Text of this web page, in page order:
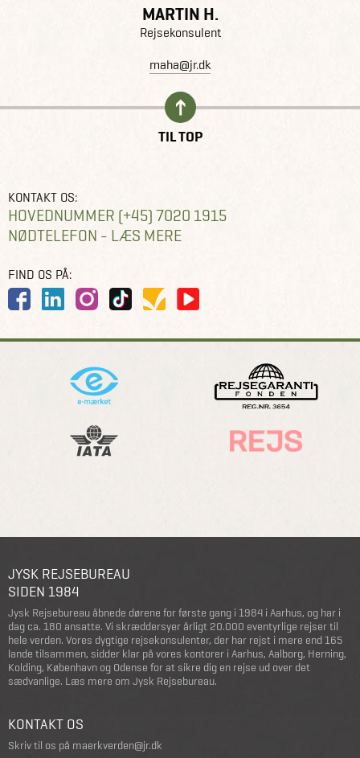
MARTIN H.
Rejsekonsulent
maha@jr.dk
TIL TOP
KONTAKT OS:
HOVEDNUMMER (+45) 7020 1915
NØDTELEFON - LÆS MERE
FIND OS PÅ:
JYSK REJSEBUREAU
SIDEN 1984
Jysk Rejsebureau åbnede dørene for første gang i 1984 i Aarhus, og har i
dag ca. 180 ansatte. Vi skræddersyer årligt 20.000 eventyrlige rejser til
hele verden. Vores dygtige rejsekonsulenter, der har rejst i mere end 165
lande tilsammen, sidder klar på vores kontorer i Aarhus, Aalborg, Herning,
Kolding, København og Odense for at sikre dig en rejse ud over det
sædvanlige. Læs mere om Jysk Rejsebureau.
KONTAKT OS
Skriv til os på maerkverden@jr.dk